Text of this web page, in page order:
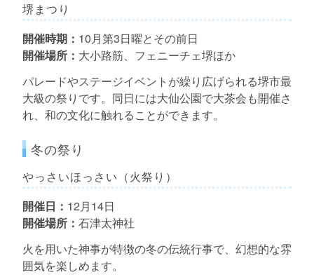
堺まつり
開催時期： 10月第3日曜とその前日
開催場所： 大小路筋、フェニーチェ堺ほか
パレードやステージイベントが繰り広げられる堺市最
大級の祭りです。同日には大仙公園で大茶会も開催さ
れ、和の文化に触れることができます。
冬の祭り
やっさいほっさい（火祭り）
開催日： 12月14日
開催場所： 石津太神社
火を用いた神事が特徴の冬の伝統行事で、幻想的な雰
囲気を楽しめます。